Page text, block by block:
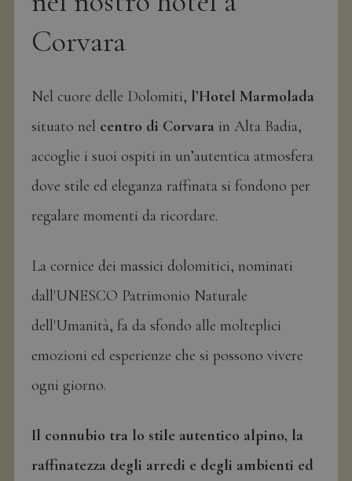
Corvara
Nel cuore delle Dolomiti, l’Hotel Marmolada
situato nel centro di Corvara in Alta Badia,
accoglie i suoi ospiti in un’autentica atmosfera
dove stile ed eleganza raffinata si fondono per
regalare momenti da ricordare.
La cornice dei massici dolomitici, nominati
dall'UNESCO Patrimonio Naturale
dell'Umanità, fa da sfondo alle molteplici
emozioni ed esperienze che si possono vivere
ogni giorno.
Il connubio tra lo stile autentico alpino, la
raffinatezza degli arredi e degli ambienti ed